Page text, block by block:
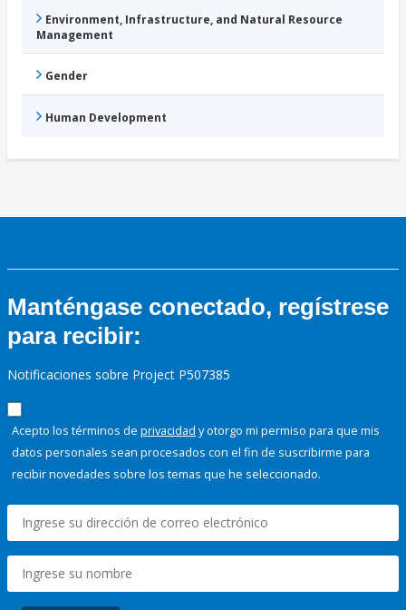
Environment, Infrastructure, and Natural Resource
Management
Gender
Human Development
Manténgase conectado, regístrese
para recibir:
Notificaciones sobre Project P507385
Acepto los términos de privacidad y otorgo mi permiso para que mis
datos personales sean procesados con el fin de suscribirme para
recibir novedades sobre los temas que he seleccionado.